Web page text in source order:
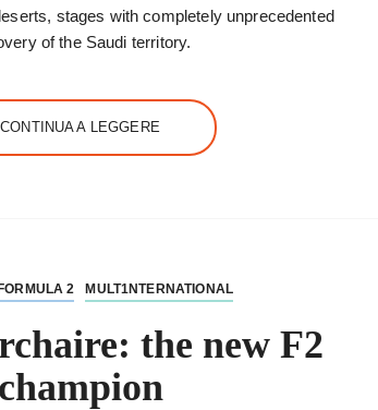
stages with completely unprecedented
of the Saudi territory.
CONTINUA A LEGGERE
FORMULA 2 MULT1NTERNATIONAL
the new F2
champion